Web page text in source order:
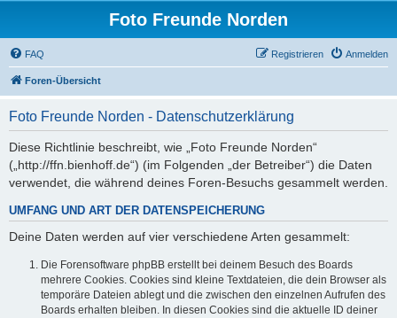
Foto Freunde Norden
FAQ Anmelden
Registrieren
Foren-Übersicht
Foto Freunde Norden - Datenschutzerklärung
Diese Richtlinie beschreibt, wie „Foto Freunde Norden“
(„http://ffn.bienhoff.de“) (im Folgenden „der Betreiber“) die Daten
verwendet, die während deines Foren-Besuchs gesammelt werden.
UMFANG UND ART DER DATENSPEICHERUNG
Deine Daten werden auf vier verschiedene Arten gesammelt:
Die Forensoftware phpBB erstellt bei deinem Besuch des Boards
mehrere Cookies. Cookies sind kleine Textdateien, die dein Browser als
temporäre Dateien ablegt und die zwischen den einzelnen Aufrufen des
Boards erhalten bleiben. In diesen Cookies sind die aktuelle ID deiner